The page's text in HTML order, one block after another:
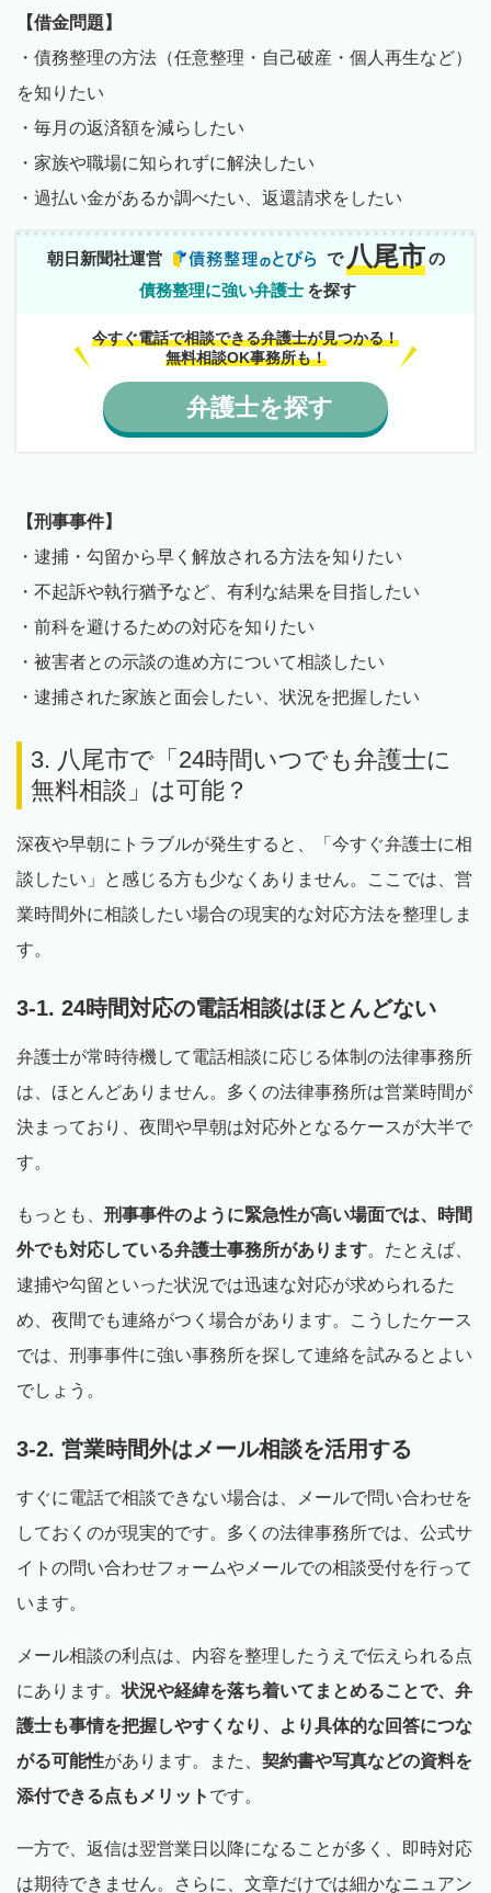
【借金問題】
・債務整理の方法（任意整理・自己破産・個人再生など）
を知りたい
・毎月の返済額を減らしたい
・家族や職場に知られずに解決したい
・過払い金があるか調べたい、返還請求をしたい
朝日新聞社運営 で 八尾市 の
債務整理に強い弁護士 を探す
今すぐ電話で相談できる弁護士が見つかる！
無料相談OK事務所も！
弁護士を探す
【刑事事件】
・逮捕・勾留から早く解放される方法を知りたい
・不起訴や執行猶予など、有利な結果を目指したい
・前科を避けるための対応を知りたい
・被害者との示談の進め方について相談したい
・逮捕された家族と面会したい、状況を把握したい
3. 八尾市で「24時間いつでも弁護士に
無料相談」は可能？
深夜や早朝にトラブルが発生すると、「今すぐ弁護士に相
談したい」と感じる方も少なくありません。ここでは、営
業時間外に相談したい場合の現実的な対応方法を整理しま
す。
3-1. 24時間対応の電話相談はほとんどない
弁護士が常時待機して電話相談に応じる体制の法律事務所
は、ほとんどありません。多くの法律事務所は営業時間が
決まっており、夜間や早朝は対応外となるケースが大半で
す。
もっとも、 刑事事件のように緊急性が高い場面では、時間
外でも対応している弁護士事務所があります。たとえば、
逮捕や勾留といった状況では迅速な対応が求められるた
め、夜間でも連絡がつく場合があります。こうしたケース
では、刑事事件に強い事務所を探して連絡を試みるとよい
でしょう。
3-2. 営業時間外はメール相談を活用する
すぐに電話で相談できない場合は、メールで問い合わせを
しておくのが現実的です。多くの法律事務所では、公式サ
イトの問い合わせフォームやメールでの相談受付を行って
います。
メール相談の利点は、内容を整理したうえで伝えられる点
にあります。状況や経緯を落ち着いてまとめることで、弁
護士も事情を把握しやすくなり、より具体的な回答につな
がる可能性があります。また、 契約書や写真などの資料を
添付できる点もメリット です。
一方で、返信は翌営業日以降になることが多く、即時対応
は期待できません。さらに、文章だけでは細かなニュアン